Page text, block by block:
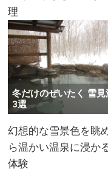
理
冬だけのぜいたく 雪見
3選
幻想的な雪景色を眺
ら温かい温泉に浸か
体験